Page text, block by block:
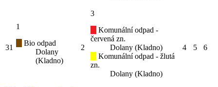
31
1
Bio odpad
Dolany
(Kladno)
2
3
Komunální odpad -
červená zn.
Dolany (Kladno)
Komunální odpad - žlutá
zn.
Dolany (Kladno)
4 5 6